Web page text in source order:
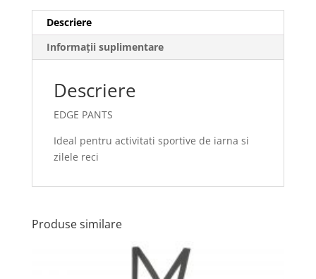
Descriere
Informații suplimentare
Descriere
EDGE PANTS
Ideal pentru activitati sportive de iarna si
zilele reci
Produse similare